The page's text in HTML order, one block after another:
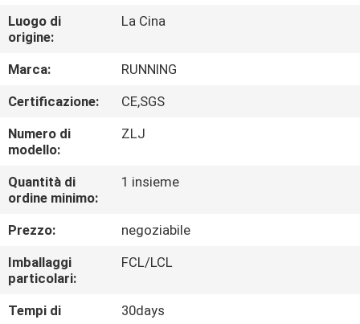
GIRO
DELLA
FABBRICA
CONTROLLO
DI
QUALITÀ
CONTATTICI
NOTIZIE
Luogo di
origine:
La Cina
Marca:
RUNNING
Certificazione:
CE,SGS
Numero di
modello:
ZLJ
Quantità di
ordine minimo:
1 insieme
Prezzo:
negoziabile
Imballaggi
particolari:
FCL/LCL
Tempi di
30days